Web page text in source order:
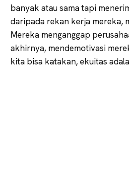
banyak atau sama tapi
daripada rekan kerja mereka,
Mereka menganggap
akhirnya, mendemotivasi
kita bisa katakan, ekuitas